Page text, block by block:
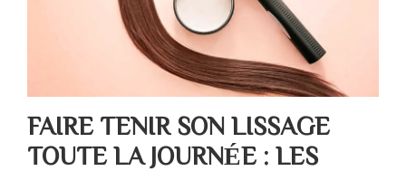
FAIRE TENIR SON LISSAGE
TOUTE LA JOURNÉE : LES